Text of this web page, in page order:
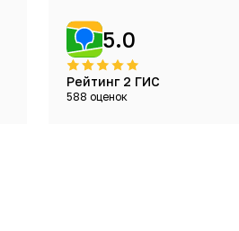
5.0
Рейтинг 2 ГИС
588 оценок